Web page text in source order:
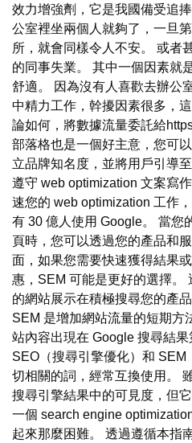
效力增強劑，它是我國備受追
公室裡坐兩個人就夠了，一旦
所，就會同樣令人不安。 或者
的同事失業。 其中一個因素就
舒適。 因為沒有人喜歡去辦公
中精力工作，幹擾因素很多，
論如何，將數據流量委託給
部落格也是一個好主意，您可
立品牌知名度，並將用戶引導
遵守 web optimization 文案寫
速您的 web optimization 工作
有 30 億人使用 Google。 當您
頁時，您可以透過您的產品和
面，如果您需要快速獲得結果
惠，SEM 可能是更好的選擇。
的網站展示在積極搜尋您的產
SEM 是增加網站流量的短期方
站內容出現在 Google 搜尋結果
SEO（搜尋引擎優化）和
切相關的詞，經常互換使用。
搜尋引擎結果中的可見度，但
一個 search engine
起來那麼困難。 透過遵循本指